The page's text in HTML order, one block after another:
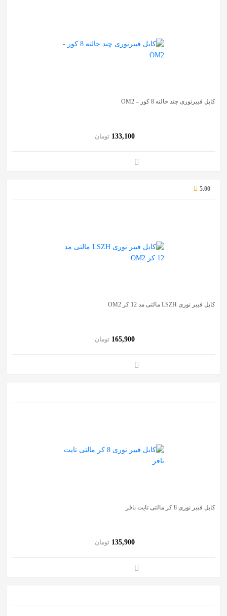
کابل فیبرنوری چند حالته 8 کور – OM2
تومان 133,100
5.00
کابل فیبر نوری LSZH مالتی مد 12 کر OM2
تومان 165,900
کابل فیبر نوری 8 کر مالتی تایت بافر
تومان 135,900